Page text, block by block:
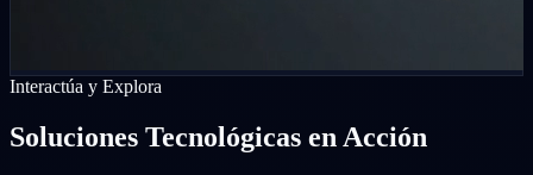
Interactúa y Explora
Soluciones Tecnológicas en Acción